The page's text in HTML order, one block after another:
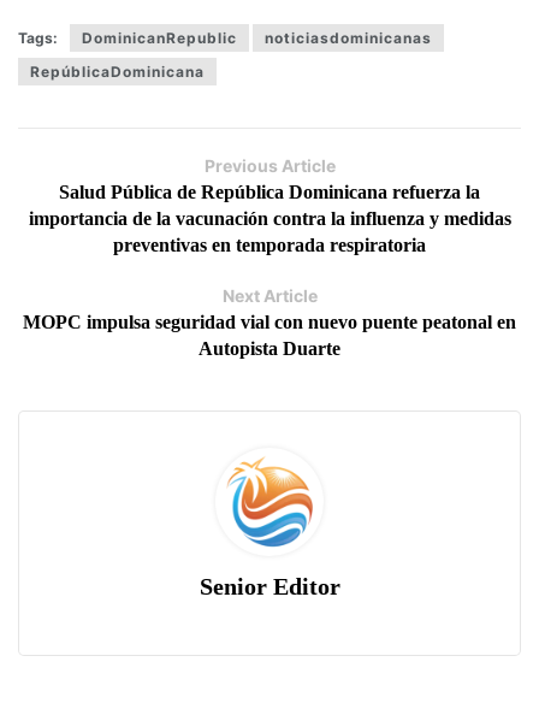
Tags: DominicanRepublic
noticiasdominicanas
RepúblicaDominicana
Previous Article
Salud Pública de República Dominicana refuerza la
importancia de la vacunación contra la influenza y medidas
preventivas en temporada respiratoria
Next Article
MOPC impulsa seguridad vial con nuevo puente peatonal en
Autopista Duarte
Senior Editor